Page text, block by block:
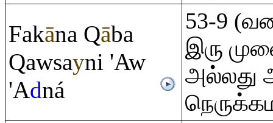
Fakāna Qāba
Qawsayni 'Aw
'Adná
53-9
இரு
அல்லது